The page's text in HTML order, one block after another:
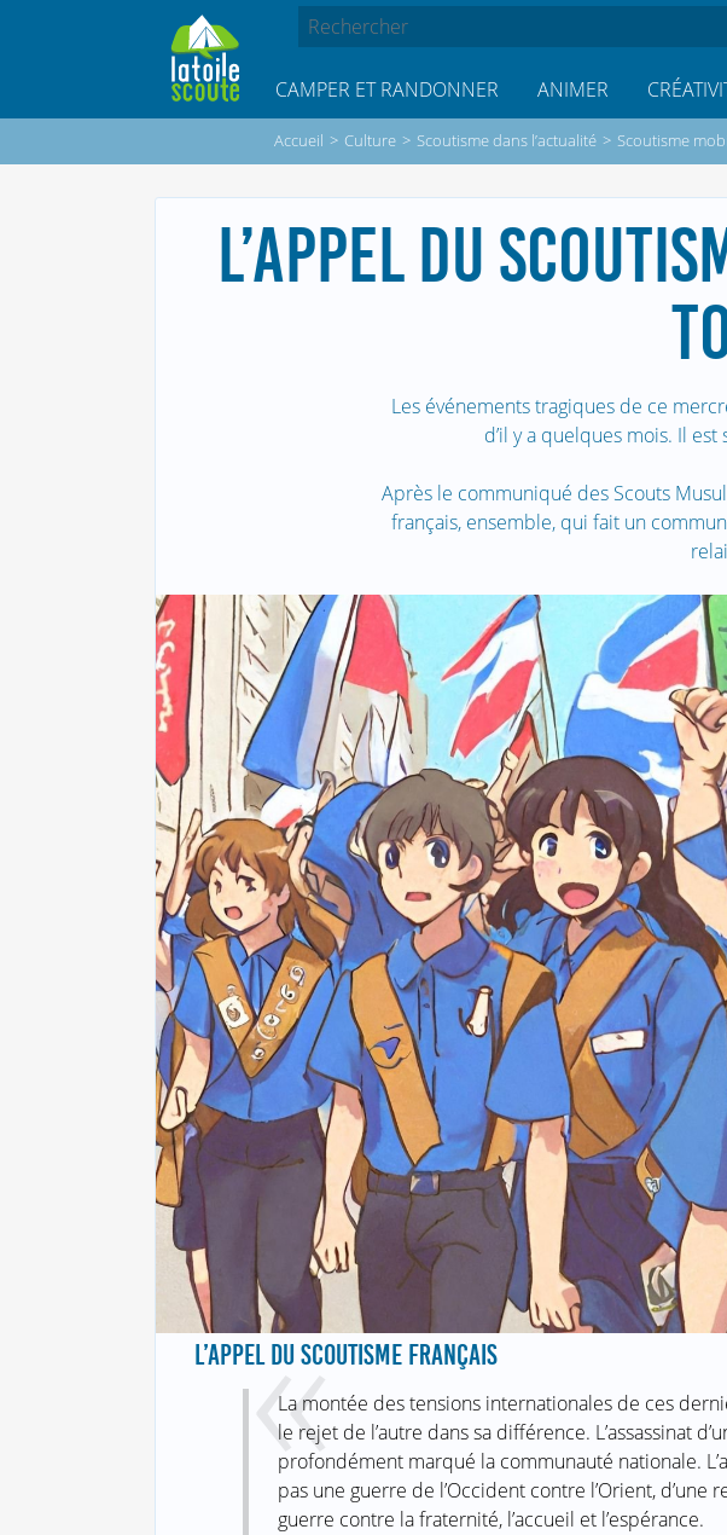
CAMPER ET RANDONNER ANIMER
Accueil > Culture > Scoutisme dans l’actualité > Scoutisme
L’APPEL DU
Les événements tragiques de ce
d’il y a quelques mois. Il
Après le communiqué des Scouts
français, ensemble, qui fait un
L’APPEL DU SCOUTISME FRANÇAIS
La montée des tensions internationales de ces
le rejet de l’autre dans sa différence. L’assassinat
profondément marqué la communauté nationale.
pas une guerre de l’Occident contre l’Orient, d’une
guerre contre la fraternité, l’accueil et l’espérance.